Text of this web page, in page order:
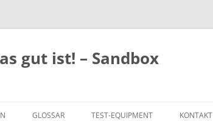
gut ist! – Sandbox
GLOSSAR TEST-EQUIPMENT KONTAKT